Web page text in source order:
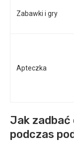
Zabawki i gry
Apteczka
Jak zadbać
podczas